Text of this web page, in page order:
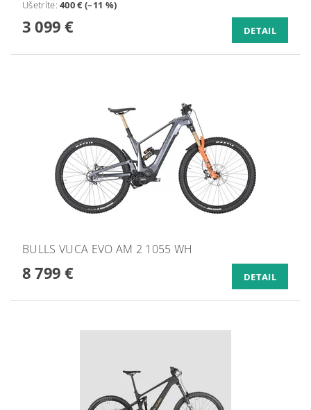
Ušetríte:400 € (–11 %)
3 099 € DETAIL
BULLS VUCA EVO AM 2 1055 WH
8 799 € DETAIL